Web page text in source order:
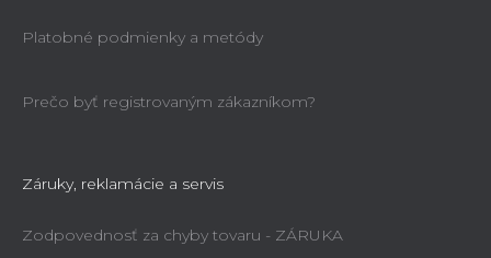
Platobné podmienky a metódy
Prečo byť registrovaným zákazníkom?
Záruky, reklamácie a servis
Zodpovednosť za chyby tovaru - ZÁRUKA